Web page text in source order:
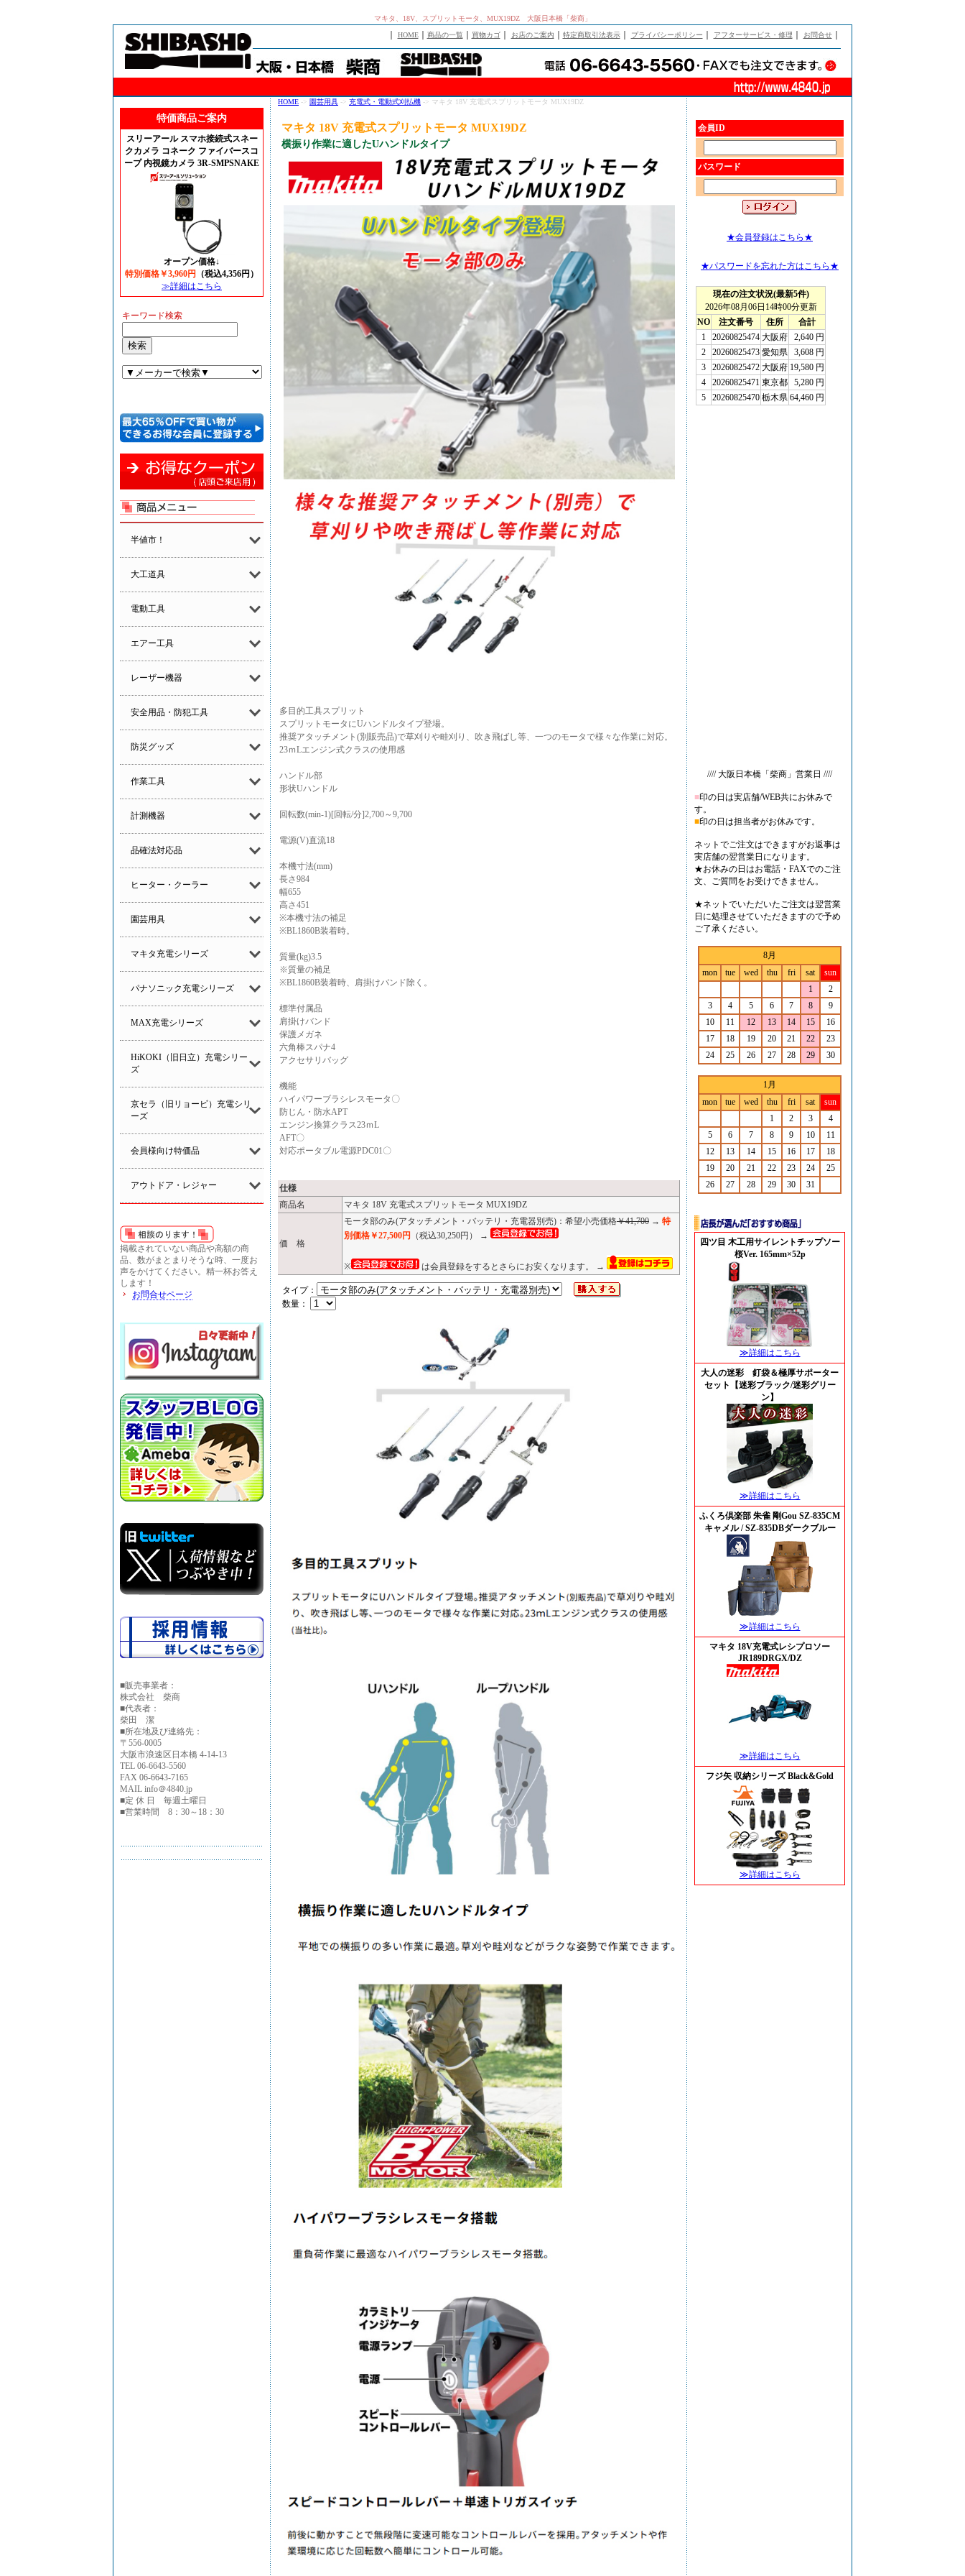
マキタ、18V、スプリットモータ、MUX19DZ 大阪日本橋「柴商」
HOME｜ 商品の一覧 買物カゴ｜ お店のご案内 特定商取引法表示｜ プライバシーポリシー アフターサービス・修理 お問合せ｜
特価商品ご案内
スリーアール スマホ接続式スネー
クカメラ コネーク ファイバースコ
ープ 内視鏡カメラ 3R-SMPSNAKE
オープン価格↓
特別価格￥3,960円
（税込4,356円）
≫詳細はこちら
キーワード検索
半値市！
大工道具
電動工具
エアー工具
レーザー機器
安全用品・防犯工具
防災グッズ
作業工具
計測機器
品確法対応品
ヒーター・クーラー
園芸用具
マキタ充電シリーズ
パナソニック充電シリーズ
MAX充電シリーズ
HiKOKI（旧日立）充電シリー
ズ
京セラ（旧リョービ）充電シリ
ーズ
会員様向け特価品
アウトドア・レジャー
掲載されていない商品や高額の商
品、数がまとまりそうな時、一度お
声をかけてください。精一杯お答え
します！
お問合せページ
■販売事業者：
株式会社 柴商
■代表者：
柴田 潔
■所在地及び連絡先：
〒556-0005
大阪市浪速区日本橋 4-14-13
TEL 06-6643-5560
FAX 06-6643-7165
MAIL info＠4840.jp
■定 休 日 毎週土曜日
■営業時間 8：30～18：30
HOME -> 園芸用具 -> 充電式・電動式刈払機 -> マキタ 18V 充電式スプリットモータ MUX19DZ
マキタ 18V 充電式スプリットモータ MUX19DZ
横振り作業に適したUハンドルタイプ
多目的工具スプリット
スプリットモータにUハンドルタイプ登場。
推奨アタッチメント(別販売品)で草刈りや畦刈り、吹き飛ばし等、一つのモータで様々な作業に対応。
23ｍLエンジン式クラスの使用感
ハンドル部
形状Uハンドル
回転数(min-1)[回転/分]2,700～9,700
電源(V)直流18
本機寸法(mm)
長さ984
幅655
高さ451
※本機寸法の補足
※BL1860B装着時。
質量(kg)3.5
※質量の補足
※BL1860B装着時、肩掛けバンド除く。
標準付属品
肩掛けバンド
保護メガネ
六角棒スパナ4
アクセサリバッグ
機能
ハイパワーブラシレスモータ〇
防じん・防水APT
エンジン換算クラス23ｍL
AFT〇
対応ポータブル電源PDC01〇
仕様
商品名
マキタ 18V 充電式スプリットモータ MUX19DZ
価 格
モータ部のみ(アタッチメント・バッテリ・充電器別売)：希望小売価格￥41,700 → 特
別価格￥27,500円
（税込30,250円） →
※ は会員登録をするとさらにお安くなります。 →
タイプ：
数量：
会員ID
パスワード
★会員登録はこちら★
★パスワードを忘れた方はこちら★
//// 大阪日本橋「柴商」営業日 ////
■印の日は実店舗/WEB共にお休みで
す。
■印の日は担当者がお休みです。
ネットでご注文はできますがお返事は
実店舗の翌営業日になります。
★お休みの日はお電話・FAXでのご注
文、ご質問をお受けできません。
★ネットでいただいたご注文は翌営業
日に処理させていただきますので予め
ご了承ください。
8月
mon
tue wed thu fri sat
sun
1
2
3
4 5 6 7 8
9
10
11 12 13 14 15
16
17
18 19 20 21 22
23
24
25 26 27 28 29 30
1月
mon
tue wed thu fri sat
sun
1
2 3
4
5
6 7 8 9 10
11
12
13 14 15 16 17
18
19
20 21 22 23 24
25
26
27 28 29 30 31
四ツ目 木工用サイレントチップソー
桜Ver. 165mm×52p
≫詳細はこちら
大人の迷彩 釘袋＆極厚サポーター
セット【迷彩ブラック/迷彩グリー
ン】
≫詳細はこちら
ふくろ倶楽部 朱雀 剛Gou SZ-835CM
キャメル / SZ-835DBダークブルー
≫詳細はこちら
マキタ 18V充電式レシプロソー
JR189DRGX/DZ
≫詳細はこちら
フジ矢 収納シリーズ Black&Gold
≫詳細はこちら